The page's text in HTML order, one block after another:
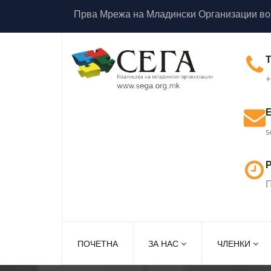
Прва Мрежа на Младински Организации
ПОЧЕТНА ЗА НАС ЧЛЕНКИ